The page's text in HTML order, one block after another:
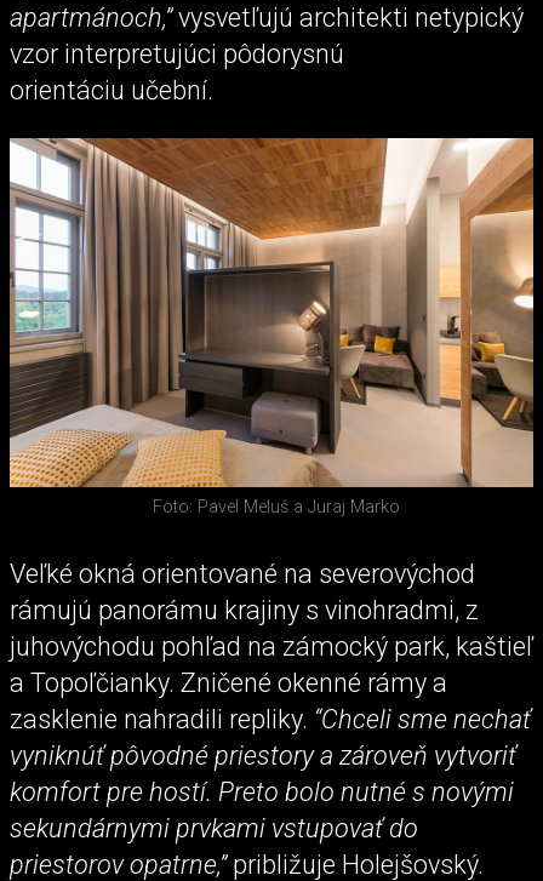
apartmánoch,”vysvetľujú architekti netypický
vzor interpretujúci pôdorysnú
orientáciu učební.
Foto: Pavel Meluš a Juraj Marko
Veľké okná orientované na severovýchod
rámujú panorámu krajiny s vinohradmi, z
juhovýchodu pohľad na zámocký park, kaštieľ
a Topoľčianky. Zničené okenné rámy a
zasklenie nahradili repliky. “Chceli sme nechať
vyniknúť pôvodné priestory a zároveň vytvoriť
komfort pre hostí. Preto bolo nutné s novými
sekundárnymi prvkami vstupovať do
priestorov opatrne,”približuje Holejšovský.